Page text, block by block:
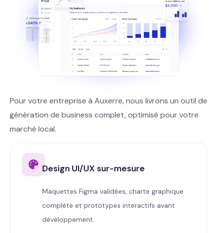
Pour votre entreprise à Auxerre, nous livrons un outil de
génération de business complet, optimisé pour votre
marché local.
Design UI/UX sur-mesure
Maquettes Figma validées, charte graphique
complète et prototypes interactifs avant
développement.